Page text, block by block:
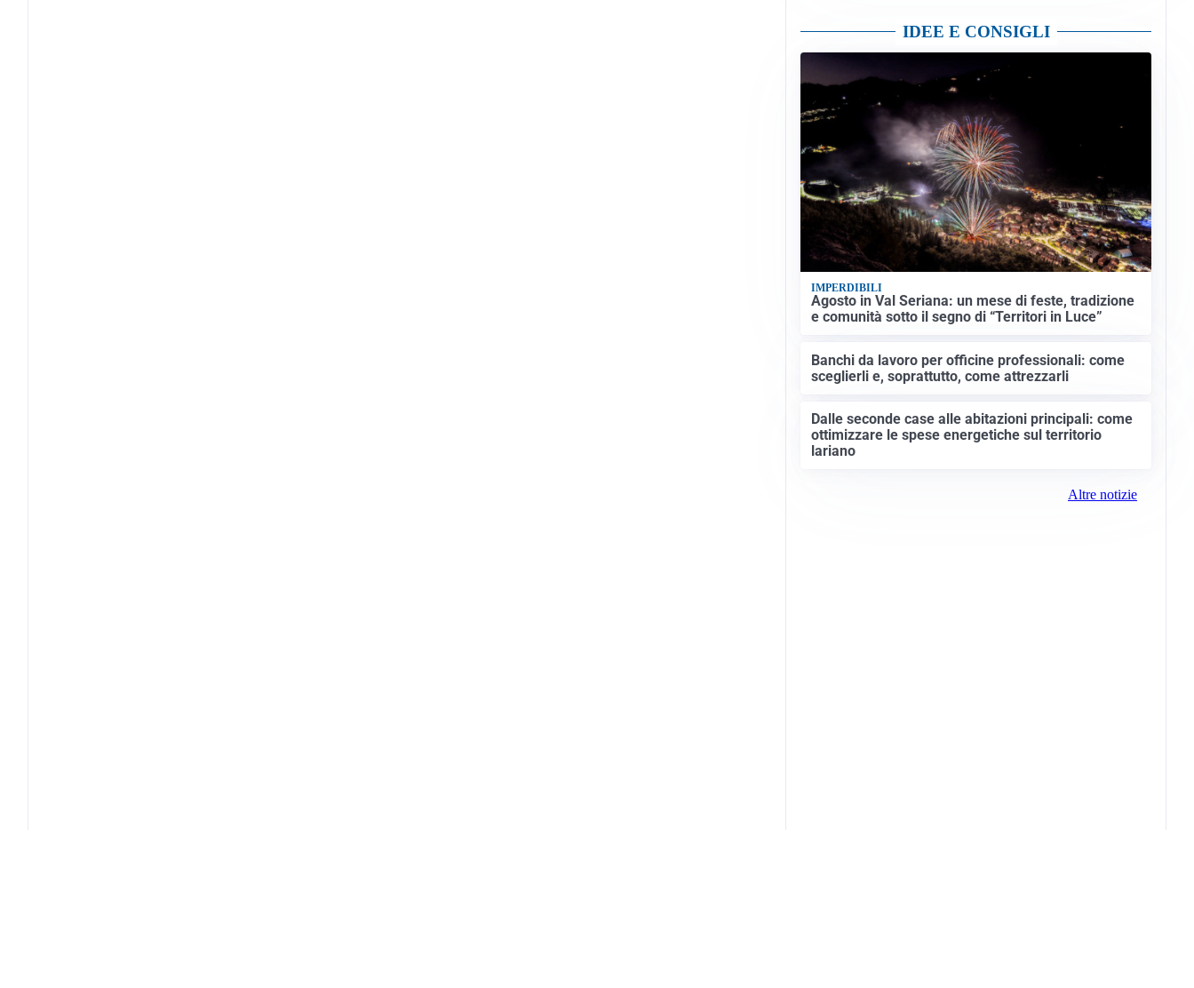
IDEE E CONSIGLI
IMPERDIBILI
Agosto in Val Seriana: un mese di feste, tradizione
e comunità sotto il segno di “Territori in Luce”
Banchi da lavoro per officine professionali: come
sceglierli e, soprattutto, come attrezzarli
Dalle seconde case alle abitazioni principali: come
ottimizzare le spese energetiche sul territorio
lariano
Altre notizie